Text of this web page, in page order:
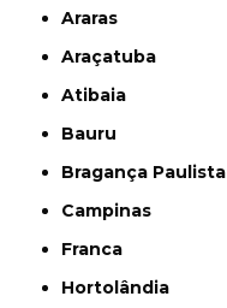
Araras
Araçatuba
Atibaia
Bauru
Bragança Paulista
Campinas
Franca
Hortolândia